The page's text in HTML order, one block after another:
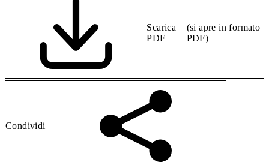
Scarica
PDF
(si apre in formato
PDF)
Condividi